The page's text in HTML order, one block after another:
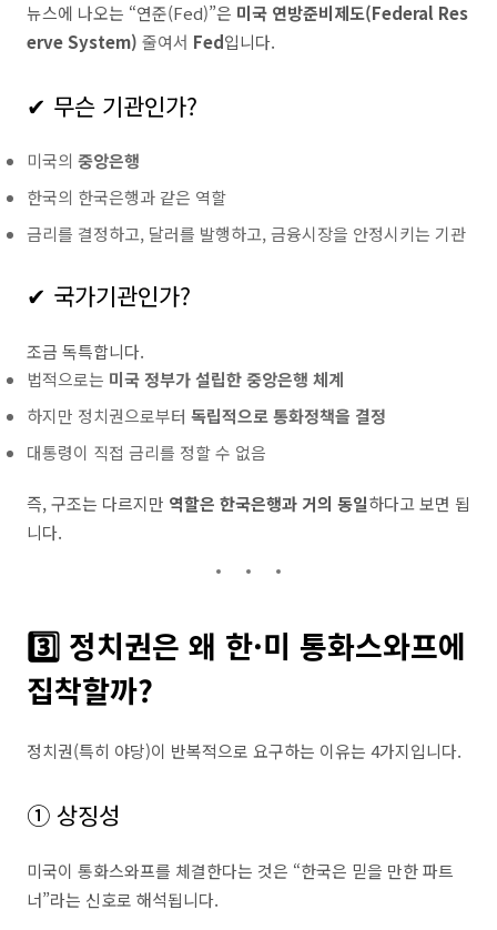
뉴스에 나오는 “연준(Fed)”은 미국 연방준비제도(Federal Res
erve System) 줄여서 Fed입니다.
✔ 무슨 기관인가?
미국의 중앙은행
한국의 한국은행과 같은 역할
금리를 결정하고, 달러를 발행하고, 금융시장을 안정시키는 기관
✔ 국가기관인가?
조금 독특합니다.
법적으로는 미국 정부가 설립한 중앙은행 체계
하지만 정치권으로부터 독립적으로 통화정책을 결정
대통령이 직접 금리를 정할 수 없음
즉, 구조는 다르지만 역할은 한국은행과 거의 동일하다고 보면 됩
니다.
3️⃣ 정치권은 왜 한·미 통화스와프에
집착할까?
정치권(특히 야당)이 반복적으로 요구하는 이유는 4가지입니다.
① 상징성
미국이 통화스와프를 체결한다는 것은 “한국은 믿을 만한 파트
너”라는 신호로 해석됩니다.